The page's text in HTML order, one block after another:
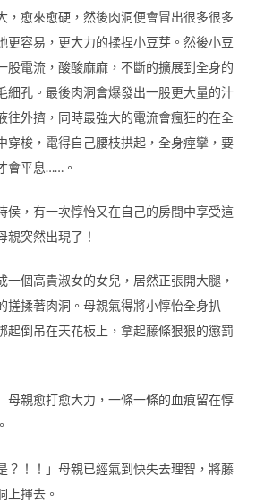
，愈來愈硬，然後肉洞便會冒出很多很多
更容易，更大力的揉捏小豆芽。然後小豆
股電流，酸酸麻麻，不斷的擴展到全身的
細孔。最後肉洞會爆發出一股更大量的汁
往外擠，同時最強大的電流會瘋狂的在全
穿梭，電得自己腰枝拱起，全身痙攣，要
會平息……。
侯，有一次惇怡又在自己的房間中享受這
親突然出現了！
一個高貴淑女的女兒，居然正張開大腿，
搓揉著肉洞。母親氣得將小惇怡全身扒
起倒吊在天花板上，拿起藤條狠狠的懲罰
母親愈打愈大力，一條一條的血痕留在惇
？！！」母親已經氣到快失去理智，將藤
上揮去。